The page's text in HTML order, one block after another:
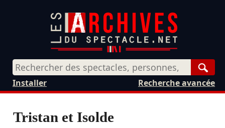
Recherche avancée
Installer
Tristan et Isolde